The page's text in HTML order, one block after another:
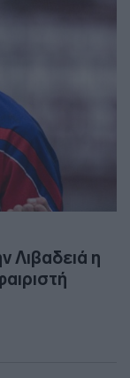
Λιβαδειά η